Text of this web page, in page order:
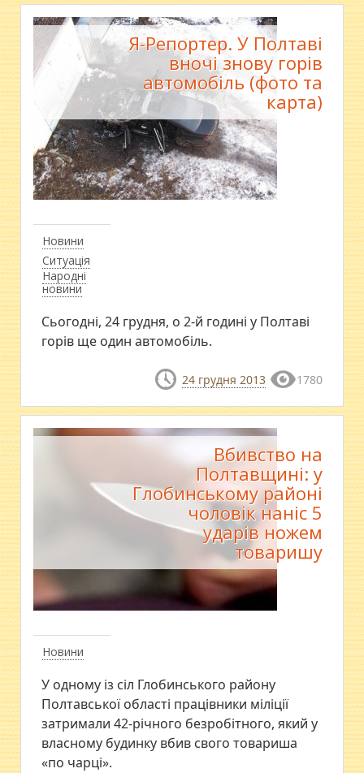
Новини
Ситуація
Народні
новини
Я-Репортер. У Полтаві
вночі знову горів
автомобіль (фото та
карта)
Сьогодні, 24 грудня, о 2-й годині у Полтаві
горів ще один автомобіль.
24 грудня 2013 1780
Новини
Вбивство на
Полтавщині: у
Глобинському районі
чоловік наніс 5
ударів ножем
товаришу
У одному із сіл Глобинського району
Полтавської області працівники міліції
затримали 42-річного безробітного, який у
власному будинку вбив свого товариша
«по чарці».